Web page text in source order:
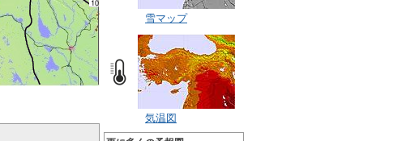
雪マップ
気温図